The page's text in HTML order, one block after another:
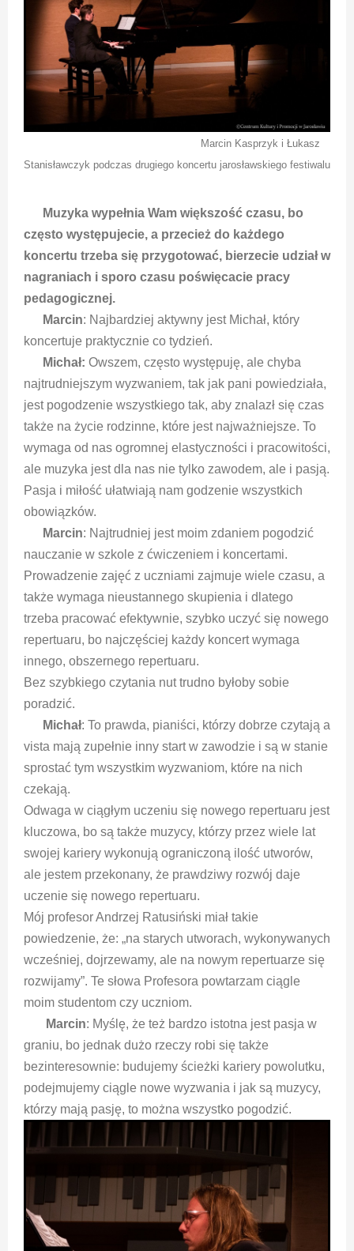
Marcin Kasprzyk i Łukasz
Stanisławczyk podczas drugiego koncertu jarosławskiego festiwalu
Muzyka wypełnia Wam większość czasu, bo
często występujecie, a przecież do każdego
koncertu trzeba się przygotować, bierzecie udział w
nagraniach i sporo czasu poświęcacie pracy
pedagogicznej.
Marcin: Najbardziej aktywny jest Michał, który
koncertuje praktycznie co tydzień.
Michał: Owszem, często występuję, ale chyba
najtrudniejszym wyzwaniem, tak jak pani powiedziała,
jest pogodzenie wszystkiego tak, aby znalazł się czas
także na życie rodzinne, które jest najważniejsze. To
wymaga od nas ogromnej elastyczności i pracowitości,
ale muzyka jest dla nas nie tylko zawodem, ale i pasją.
Pasja i miłość ułatwiają nam godzenie wszystkich
obowiązków.
Marcin: Najtrudniej jest moim zdaniem pogodzić
nauczanie w szkole z ćwiczeniem i koncertami.
Prowadzenie zajęć z uczniami zajmuje wiele czasu, a
także wymaga nieustannego skupienia i dlatego
trzeba pracować efektywnie, szybko uczyć się nowego
repertuaru, bo najczęściej każdy koncert wymaga
innego, obszernego repertuaru.
Bez szybkiego czytania nut trudno byłoby sobie
poradzić.
Michał: To prawda, pianiści, którzy dobrze czytają a
vista mają zupełnie inny start w zawodzie i są w stanie
sprostać tym wszystkim wyzwaniom, które na nich
czekają.
Odwaga w ciągłym uczeniu się nowego repertuaru jest
kluczowa, bo są także muzycy, którzy przez wiele lat
swojej kariery wykonują ograniczoną ilość utworów,
ale jestem przekonany, że prawdziwy rozwój daje
uczenie się nowego repertuaru.
Mój profesor Andrzej Ratusiński miał takie
powiedzenie, że: „na starych utworach, wykonywanych
wcześniej, dojrzewamy, ale na nowym repertuarze się
rozwijamy”. Te słowa Profesora powtarzam ciągle
moim studentom czy uczniom.
Marcin: Myślę, że też bardzo istotna jest pasja w
graniu, bo jednak dużo rzeczy robi się także
bezinteresownie: budujemy ścieżki kariery powolutku,
podejmujemy ciągle nowe wyzwania i jak są muzycy,
którzy mają pasję, to można wszystko pogodzić.